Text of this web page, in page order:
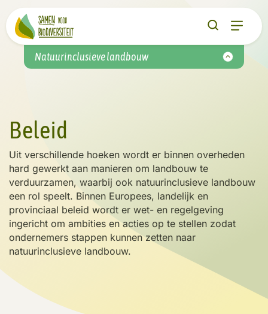
Natuurinclusieve landbouw
Beleid
Uit verschillende hoeken wordt er binnen overheden
hard gewerkt aan manieren om landbouw te
verduurzamen, waarbij ook natuurinclusieve landbouw
een rol speelt. Binnen Europees, landelijk en
provinciaal beleid wordt er wet- en regelgeving
ingericht om ambities en acties op te stellen zodat
ondernemers stappen kunnen zetten naar
natuurinclusieve landbouw.